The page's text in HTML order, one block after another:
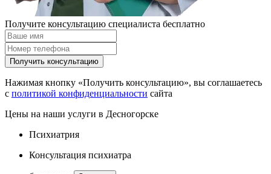
Получите консультацию специалиста бесплатно
Получить консультацию
Нажимая кнопку «Получить консультацию», вы соглашаетесь
с политикой конфиденциальности сайта
Цены на наши услуги в Десногорске
Психиатрия
Консультация психиатра